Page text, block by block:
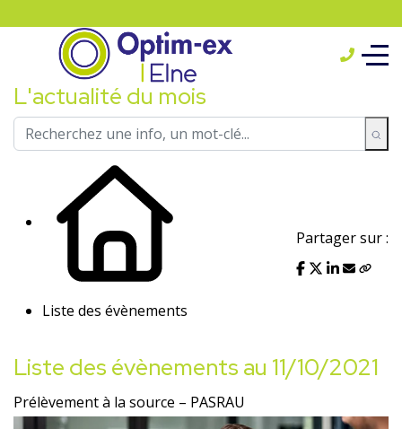
L'actualité du mois
Liste des évènements
Partager sur :
Liste des évènements au 11/10/2021
Prélèvement à la source – PASRAU